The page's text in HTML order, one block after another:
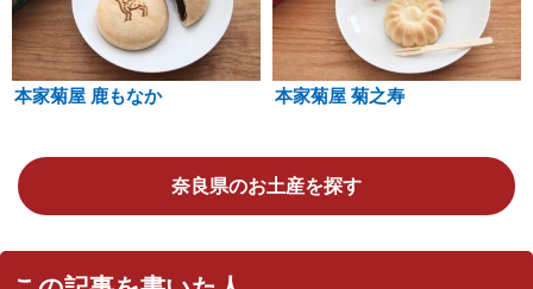
本家菊屋 鹿もなか 本家菊屋 菊之寿
奈良県のお土産を探す